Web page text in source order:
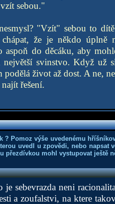
sebou."
"Vzít" sebou to
že je někdo
aspoň do děcáku, aby
největší svinstvo. Když
podělá život až dost. A ne,
řešení.
? Pomoz výše uvedenému
uvedl u zpovědi, nebo napsat
přezdívkou mohl vystupovat ještě
sebevrazda neni
a zoufalstvi, na ktere